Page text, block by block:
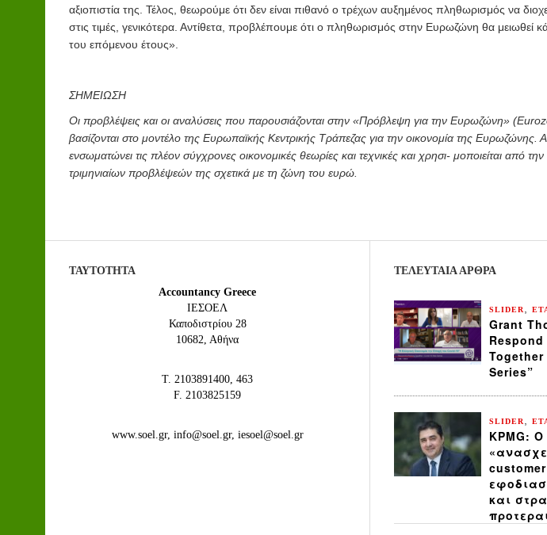
αξιοπιστία της. Τέλος, θεωρούμε ότι δεν είναι πιθανό ο τρέχων αυξημένος πληθωρισμός να
στις τιμές, γενικότερα. Αντίθετα, προβλέπουμε ότι ο πληθωρισμός στην Ευρωζώνη θα μειωθεί
του επόμενου έτους».
ΣΗΜΕΙΩΣΗ
Οι προβλέψεις και οι αναλύσεις που παρουσιάζονται στην «Πρόβλεψη για την Ευρωζώνη»
βασίζονται στο μοντέλο της Ευρωπαϊκής Κεντρικής Τράπεζας για την οικονομία της Ευρωζώνης.
ενσωματώνει τις πλέον σύγχρονες οικονομικές θεωρίες και τεχνικές και χρησι- μοποιείται από
τριμηνιαίων προβλέψεών της σχετικά με τη ζώνη του ευρώ.
ΤΑΥΤΟΤΗΤΑ
Accountancy Greece
IEΣΟΕΛ
Καποδιστρίου 28
10682, Αθήνα
Τ. 2103891400, 463
F. 2103825159
www.soel.gr, info@soel.gr, iesoel@soel.gr
ΤΕΛΕΥΤΑΙΑ ΆΡΘΡΑ
SLIDER
Grant
Together
Series”
SLIDER
KPMG:
και